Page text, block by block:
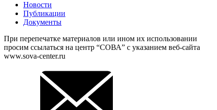
Новости
Публикации
Документы
При перепечатке материалов или ином их использовании
просим ссылаться на центр “СОВА” с указанием веб-сайта
www.sova-center.ru